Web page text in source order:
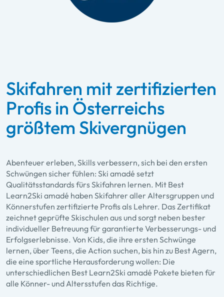
Skifahren mit zertifizierten
Profis in Österreichs
größtem Skivergnügen
Abenteuer erleben, Skills verbessern, sich bei den ersten
Schwüngen sicher fühlen: Ski amadé setzt
Qualitätsstandards fürs Skifahren lernen. Mit Best
Learn2Ski amadé haben Skifahrer aller Altersgruppen und
Könnerstufen zertifizierte Profis als Lehrer. Das Zertifikat
zeichnet geprüfte Skischulen aus und sorgt neben bester
individueller Betreuung für garantierte Verbesserungs- und
Erfolgserlebnisse. Von Kids, die ihre ersten Schwünge
lernen, über Teens, die Action suchen, bis hin zu Best Agern,
die eine sportliche Herausforderung wollen: Die
unterschiedlichen Best Learn2Ski amadé Pakete bieten für
alle Könner- und Altersstufen das Richtige.